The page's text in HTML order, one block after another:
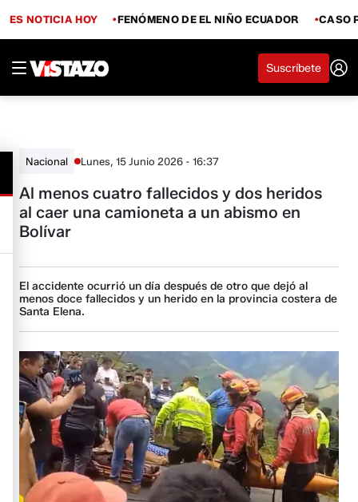
ES NOTICIA HOY FENÓMENO DE EL NIÑO ECUADOR CASO
Suscríbete
Nacional Lunes, 15 Junio 2026 - 16:37
Al menos cuatro fallecidos y dos heridos
al caer una camioneta a un abismo en
Bolívar
El accidente ocurrió un día después de otro que dejó al
menos doce fallecidos y un herido en la provincia costera de
Santa Elena.